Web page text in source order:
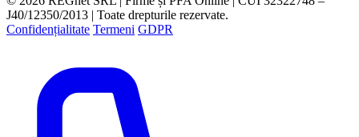
J40/12350/2013 | Toate drepturile rezervate.
Confidențialitate Termeni GDPR